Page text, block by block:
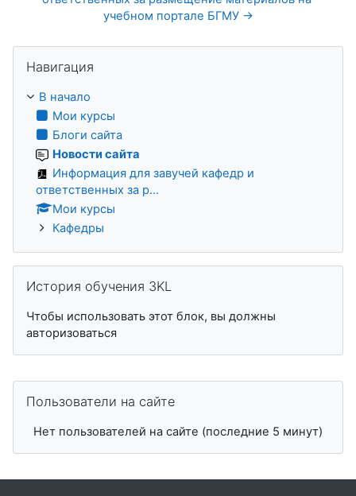
учебном портале БГМУ →
Навигация
В начало
Мои курсы
Блоги сайта
Новости сайта
Информация для завучей кафедр и
ответственных за р...
Мои курсы
Кафедры
История обучения 3KL
Чтобы использовать этот блок, вы должны
авторизоваться
Пользователи на сайте
Нет пользователей на сайте (последние 5 минут)